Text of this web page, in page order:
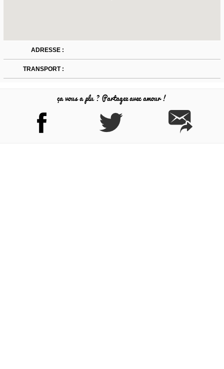
ADRESSE :
TRANSPORT :
ça vous a plu ? Partagez avec amour !